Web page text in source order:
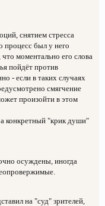
снятием стресса
процесс был у него
моментально его слова
пойдёт против
- если в таких случаях
смягчение
произойти в этом
конкретный "крик души"
осуждены, иногда
на "суд" зрителей,